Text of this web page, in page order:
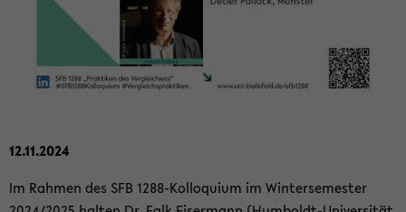
12.11.2024
Im Rah­men des SFB 1288-​Kolloquium im Win­ter­se­mes­ter